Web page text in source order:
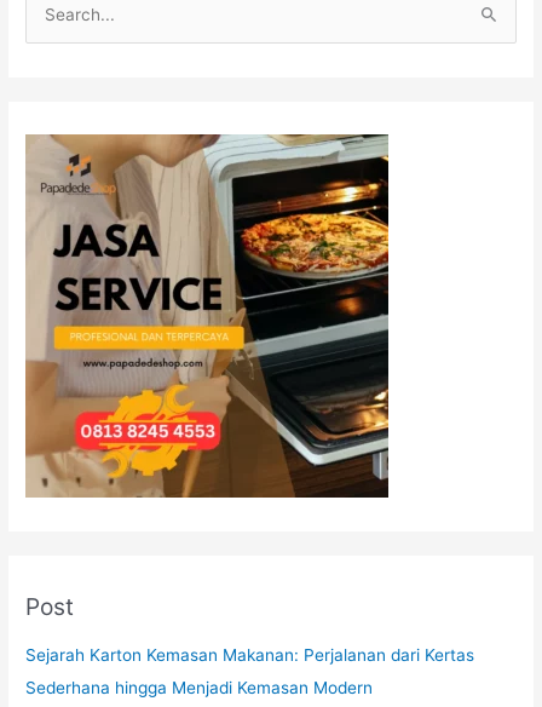
Post
Sejarah Karton Kemasan Makanan: Perjalanan dari Kertas
Sederhana hingga Menjadi Kemasan Modern